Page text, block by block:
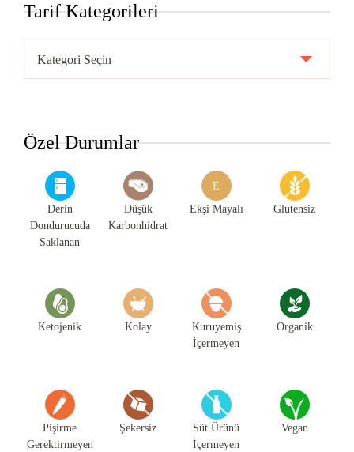
Tarif Kategorileri
Kategorileri
Özel Durumlar
Derin
Dondurucuda
Saklanan
Düşük
Karbonhidrat
E
Ekşi Mayalı Glutensiz
Ketojenik Kolay
Kuruyemiş
İçermeyen
Organik
Pişirme
Gerektirmeyen
Şekersiz
Süt Ürünü
İçermeyen
Vegan